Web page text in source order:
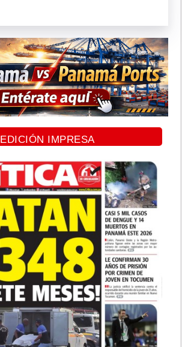
EDICIÓN IMPRESA